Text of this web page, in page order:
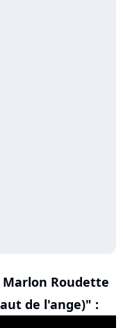
Marlon Roudette
de l'ange)" :